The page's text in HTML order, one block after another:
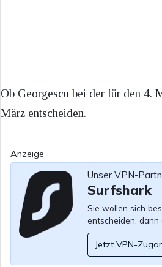
Ob Georgescu bei der für den 4.
März entscheiden.
Anzeige
Unser VPN-
Surfshark
Sie wollen sich
entscheiden,
Jetzt VPN-